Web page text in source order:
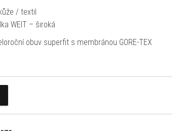
/ textil
WEIT – široká
obuv superfit s membránou GORE-TEX